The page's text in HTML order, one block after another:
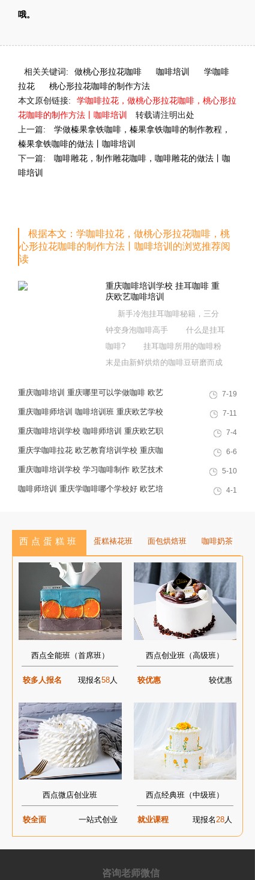
哦。
相关关键词: 做桃心形拉花咖啡 咖啡培训
学咖啡
拉花
桃心形拉花咖啡的制作方法
本文原创链接:
学咖啡拉花，做桃心形拉花咖啡，桃心形拉
花咖啡的制作方法丨咖啡培训
转载请注明出处
上一篇:
学做榛果拿铁咖啡，榛果拿铁咖啡的制作教程，
榛果拿铁咖啡的做法丨咖啡培训
下一篇:
咖啡雕花，制作雕花咖啡，咖啡雕花的做法丨咖
啡培训
根据本文：学咖啡拉花，做桃心形拉花咖啡，桃
心形拉花咖啡的制作方法丨咖啡培训的浏览推荐阅
读
重庆咖啡培训学校 挂耳咖啡 重
庆欧艺咖啡培训
新手冷泡挂耳咖啡秘籍，三分
钟变身泡咖啡高手 什么是挂耳
咖啡? 挂耳咖啡所用的咖啡粉
末是由新鲜烘焙的咖啡豆研磨而成
咖啡原有的风味，一般是热萃取。
因为会有咖啡渣，所以，要有
滤袋! 是谁开发明的挂耳呢?
重庆咖啡培训 重庆哪里可以学做咖啡 欧艺
教育培训学校
7-19
重庆咖啡师培训 咖啡培训班 重庆欧艺学校
好不好
7-11
重庆咖啡培训学校 咖啡师培训 重庆欧艺职
业培训学校
7-4
重庆学咖啡拉花 欧艺教育培训学校 重庆咖
啡培训
6-6
重庆咖啡培训学校 学习咖啡制作 欧艺技术
培训
5-10
咖啡师培训 重庆学咖啡哪个学校好 欧艺培
4-1
西点蛋糕班 蛋糕裱花班 面包烘焙班 咖啡奶茶
西点全能班（首席班）
较多人报名 现报名58人
西点创业班（高级班）
较优惠 较优惠
西点微店创业班
较全面 一站式创业
西点经典班（中级班）
就业课程 现报名28人
咨询老师微信